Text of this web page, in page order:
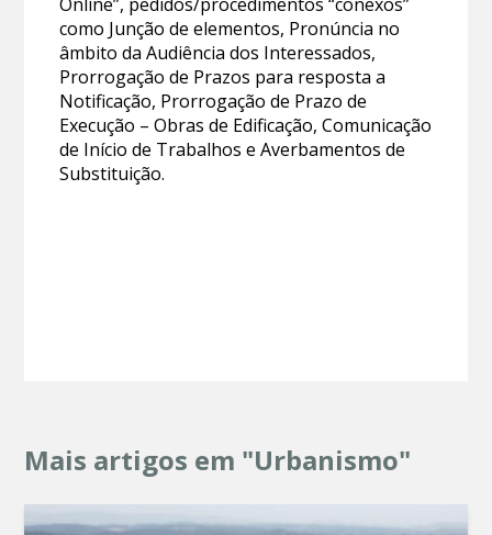
como Junção de elementos, Pronúncia no
âmbito da Audiência dos Interessados,
Prorrogação de Prazos para resposta a
Notificação, Prorrogação de Prazo de
Execução – Obras de Edificação, Comunicação
de Início de Trabalhos e Averbamentos de
Substituição.
Mais artigos em "Urbanismo"